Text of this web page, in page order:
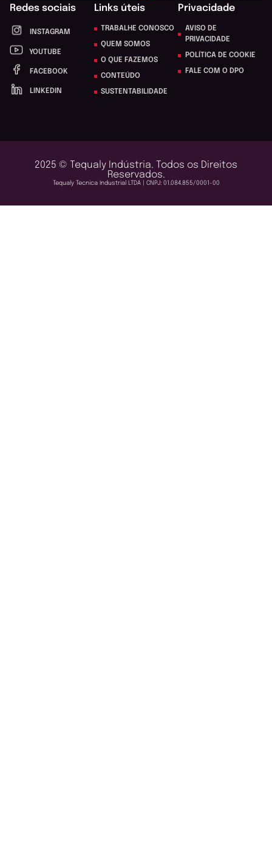
Redes sociais
INSTAGRAM
YOUTUBE
FACEBOOK
LINKEDIN
Links úteis
TRABALHE CONOSCO
QUEM SOMOS
O QUE FAZEMOS
CONTEÚDO
SUSTENTABILIDADE
Privacidade
AVISO DE
PRIVACIDADE
POLÍTICA DE COOKIE
FALE COM O DPO
2025 © Tequaly Indústria. Todos os Direitos
Reservados.
Tequaly Tecnica Industrial LTDA | CNPJ: 01.084.855/0001-00